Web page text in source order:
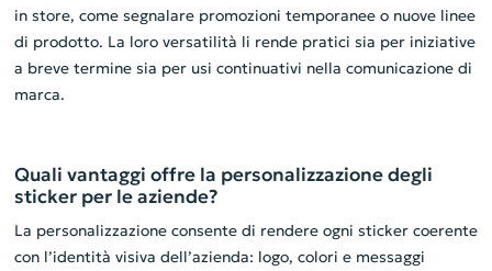
in store, come segnalare promozioni temporanee o nuove linee
di prodotto. La loro versatilità li rende pratici sia per iniziative
a breve termine sia per usi continuativi nella comunicazione di
marca.
Quali vantaggi offre la personalizzazione degli
sticker per le aziende?
La personalizzazione consente di rendere ogni sticker coerente
con l’identità visiva dell’azienda: logo, colori e messaggi